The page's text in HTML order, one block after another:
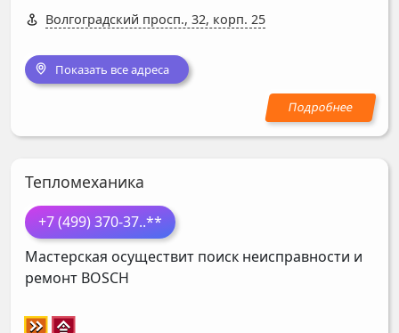
Волгоградский просп., 32, корп. 25
Показать все адреса
Тепломеханика
+7 (499) 370-37..**
Мастерская осуществит поиск неисправности и
ремонт BOSCH